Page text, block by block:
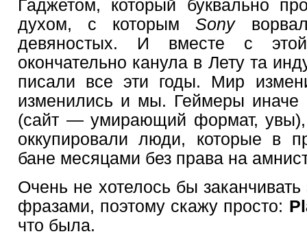
Гаджетом, который буквально
духом, с которымSony
девяностых. И вместе с
окончательно канула в Лету та
писали все эти годы. Мир
изменились и мы. Геймеры
(сайт — умирающий формат, увы),
оккупировали люди, которые в
бане месяцами без права на
Очень не хотелось бы
фразами, поэтому скажу просто:
что была.